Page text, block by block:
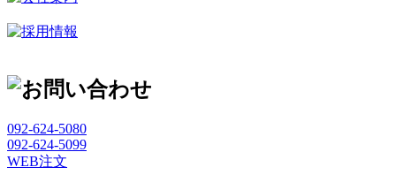
092-624-5080
092-624-5099
WEB注文